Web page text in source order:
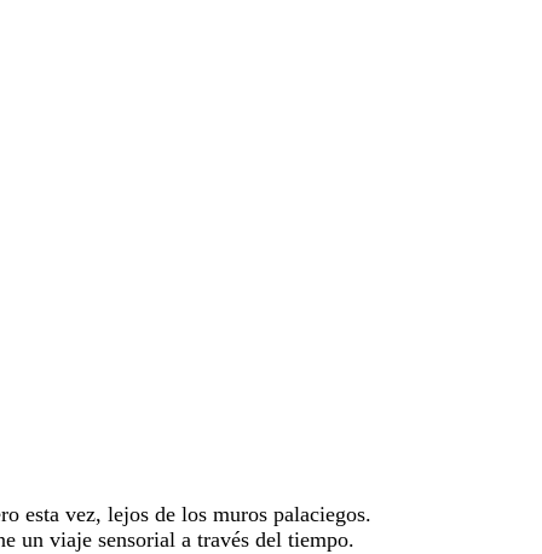
esta vez, lejos de los muros palaciegos.
un viaje sensorial a través del tiempo.